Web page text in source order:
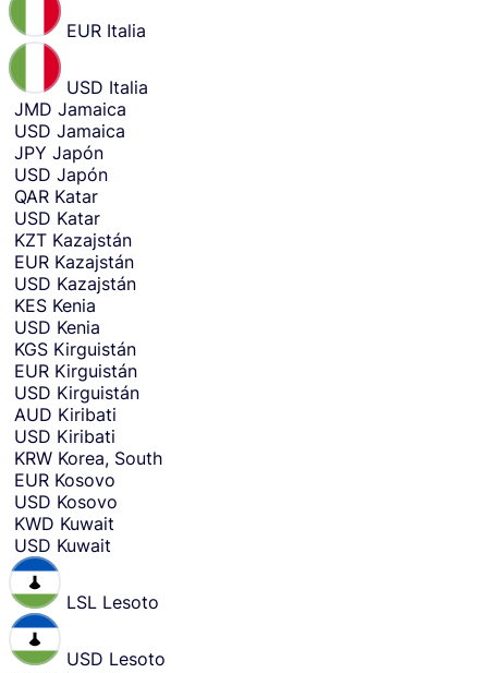
EUR Italia
USD Italia
JMD Jamaica
USD Jamaica
JPY Japón
USD Japón
QAR Katar
USD Katar
KZT Kazajstán
EUR Kazajstán
USD Kazajstán
KES Kenia
USD Kenia
KGS Kirguistán
EUR Kirguistán
USD Kirguistán
AUD Kiribati
USD Kiribati
KRW Korea, South
EUR Kosovo
USD Kosovo
KWD Kuwait
USD Kuwait
LSL Lesoto
USD Lesoto